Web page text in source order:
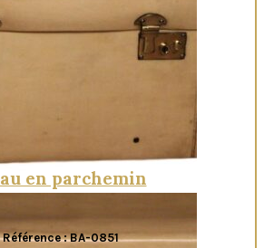
Quick View
en parchemin
Référence : BA-0851